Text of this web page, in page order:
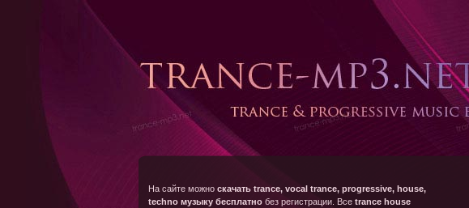
На сайте можно скачать trance, vocal trance, progressive, house,
techno музыку бесплатно без регистрации. Все trance house